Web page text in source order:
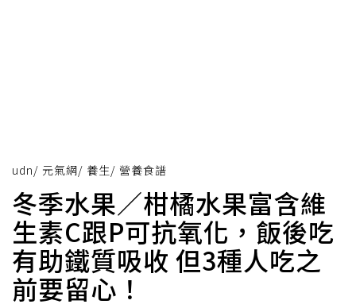
udn/ 元氣網/ 養生/ 營養食譜
冬季水果／柑橘水果富含維
生素C跟P可抗氧化，飯後吃
有助鐵質吸收 但3種人吃之
前要留心！